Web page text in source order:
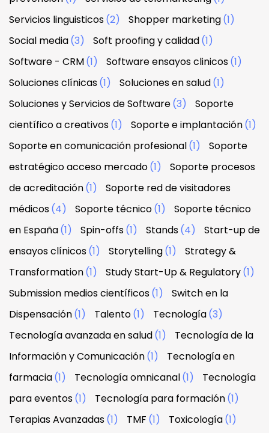
Servicios linguisticos(2) Shopper marketing(1)
Social media(3) Soft proofing y calidad(1)
Software - CRM(1) Software ensayos clinicos(1)
Soluciones clínicas(1) Soluciones en salud(1)
Soluciones y Servicios de Software(3)
Soporte
científico a creativos(1) Soporte e implantación(1)
Soporte en comunicación profesional(1)
Soporte
estratégico acceso mercado(1)
Soporte procesos
de acreditación(1)
Soporte red de visitadores
médicos(4) Soporte técnico(1)
Soporte técnico
en España(1) Spin-offs(1) Stands(4)
Start-up de
ensayos clínicos(1) Storytelling(1)
Strategy &
Transformation(1) Study Start-Up & Regulatory(1)
Submission medios científicos(1)
Switch en la
Dispensación(1) Talento(1) Tecnología(3)
Tecnología avanzada en salud(1)
Tecnología de la
Información y Comunicación(1)
Tecnología en
farmacia(1) Tecnología omnicanal(1)
Tecnología
para eventos(1) Tecnología para formación(1)
Terapias Avanzadas(1) TMF (1) Toxicología(1)